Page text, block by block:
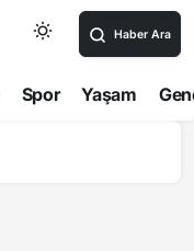
Haber Ara
Spor Yaşam